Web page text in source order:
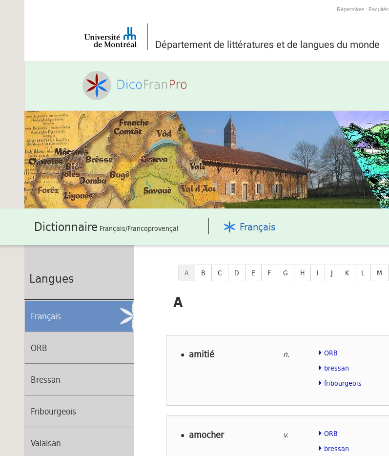
Répertoires Facultés
Département de littératures et de langues du monde
Dictionnaire Français/Francoprovençal Français
Langues
Français
ORB
Bressan
Fribourgeois
Valaisan
A B C D E F G H I J K L M
A
amitié n.
ORB
bressan
fribourgeois
amocher v.
ORB
bressan